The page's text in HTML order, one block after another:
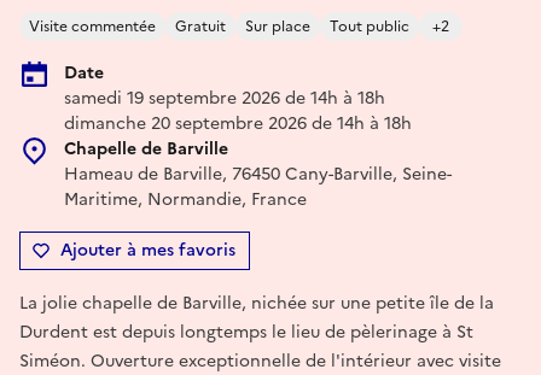
Visite commentée Gratuit Sur place Tout public +2
Date
samedi 19 septembre 2026 de 14h à 18h
dimanche 20 septembre 2026 de 14h à 18h
Chapelle de Barville
Hameau de Barville, 76450 Cany-Barville, Seine-
Maritime, Normandie, France
Ajouter à mes favoris
La jolie chapelle de Barville, nichée sur une petite île de la
Durdent est depuis longtemps le lieu de pèlerinage à St
Siméon. Ouverture exceptionnelle de l'intérieur avec visite